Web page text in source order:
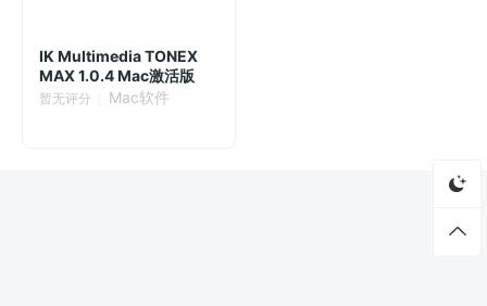
IK Multimedia TONEX
MAX 1.0.4 Mac激活版
暂无评分 Mac软件